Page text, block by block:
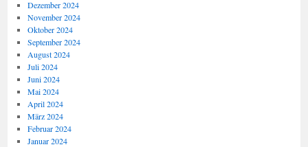
Dezember 2024
November 2024
Oktober 2024
September 2024
August 2024
Juli 2024
Juni 2024
Mai 2024
April 2024
März 2024
Februar 2024
Januar 2024